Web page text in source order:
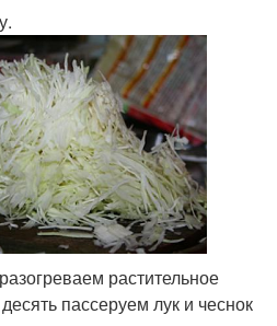
растительное
пассеруем лук и чеснок